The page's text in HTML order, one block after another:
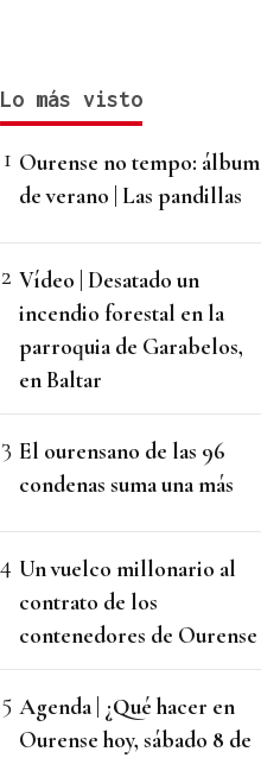
Lo más visto
Ourense no tempo: álbum
de verano | Las pandillas
Vídeo | Desatado un
incendio forestal en la
parroquia de Garabelos,
en Baltar
El ourensano de las 96
condenas suma una más
Un vuelco millonario al
contrato de los
contenedores de Ourense
Agenda | ¿Qué hacer en
Ourense hoy, sábado 8 de